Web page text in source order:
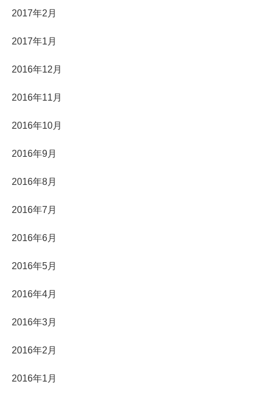
2017年2月
2017年1月
2016年12月
2016年11月
2016年10月
2016年9月
2016年8月
2016年7月
2016年6月
2016年5月
2016年4月
2016年3月
2016年2月
2016年1月